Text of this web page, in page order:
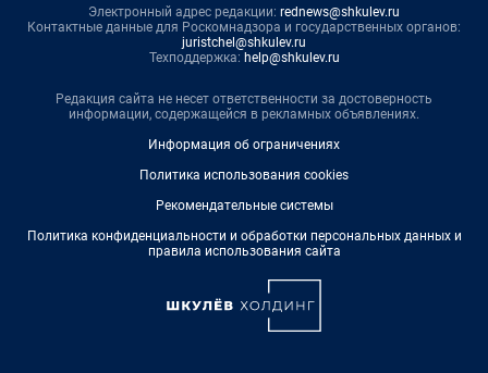
Электронный адрес редакции: rednews@shkulev.ru
Контактные данные для Роскомнадзора и государственных органов:
juristchel@shkulev.ru
Техподдержка: help@shkulev.ru
Редакция сайта не несет ответственности за достоверность
информации, содержащейся в рекламных объявлениях.
Информация об ограничениях
Политика использования cookies
Рекомендательные системы
Политика конфиденциальности и обработки персональных данных и
правила использования сайта